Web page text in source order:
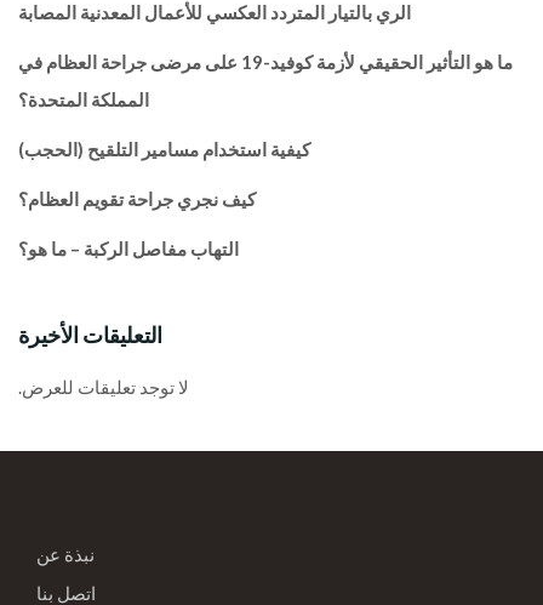
الري بالتيار المتردد العكسي للأعمال المعدنية المصابة
ما هو التأثير الحقيقي لأزمة كوفيد-19 على مرضى جراحة العظام في
المملكة المتحدة؟
كيفية استخدام مسامير التلقيح (الحجب)
كيف نجري جراحة تقويم العظام؟
التهاب مفاصل الركبة – ما هو؟
التعليقات الأخيرة
لا توجد تعليقات للعرض.
نبذة عن
اتصل بنا